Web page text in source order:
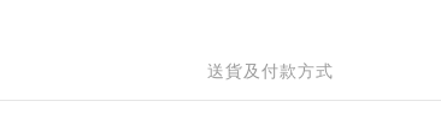
送貨及付款方式